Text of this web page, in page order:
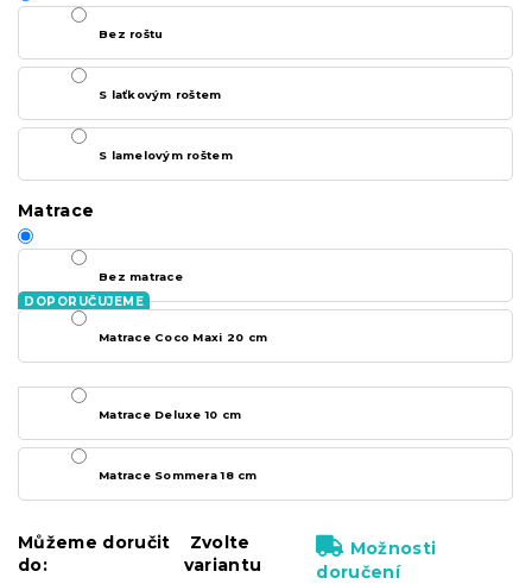
Bez roštu
S laťkovým roštem
S lamelovým roštem
Matrace
Bez matrace
Matrace Coco Maxi 20 cm
Matrace Deluxe 10 cm
Matrace Sommera 18 cm
Můžeme doručit
do:
Zvolte
variantu
Možnosti
doručení